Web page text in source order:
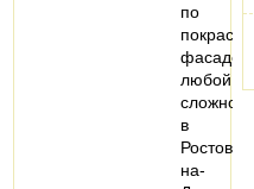
по
покраске
фасадов
любой
сложности
в
Ростове-
на-